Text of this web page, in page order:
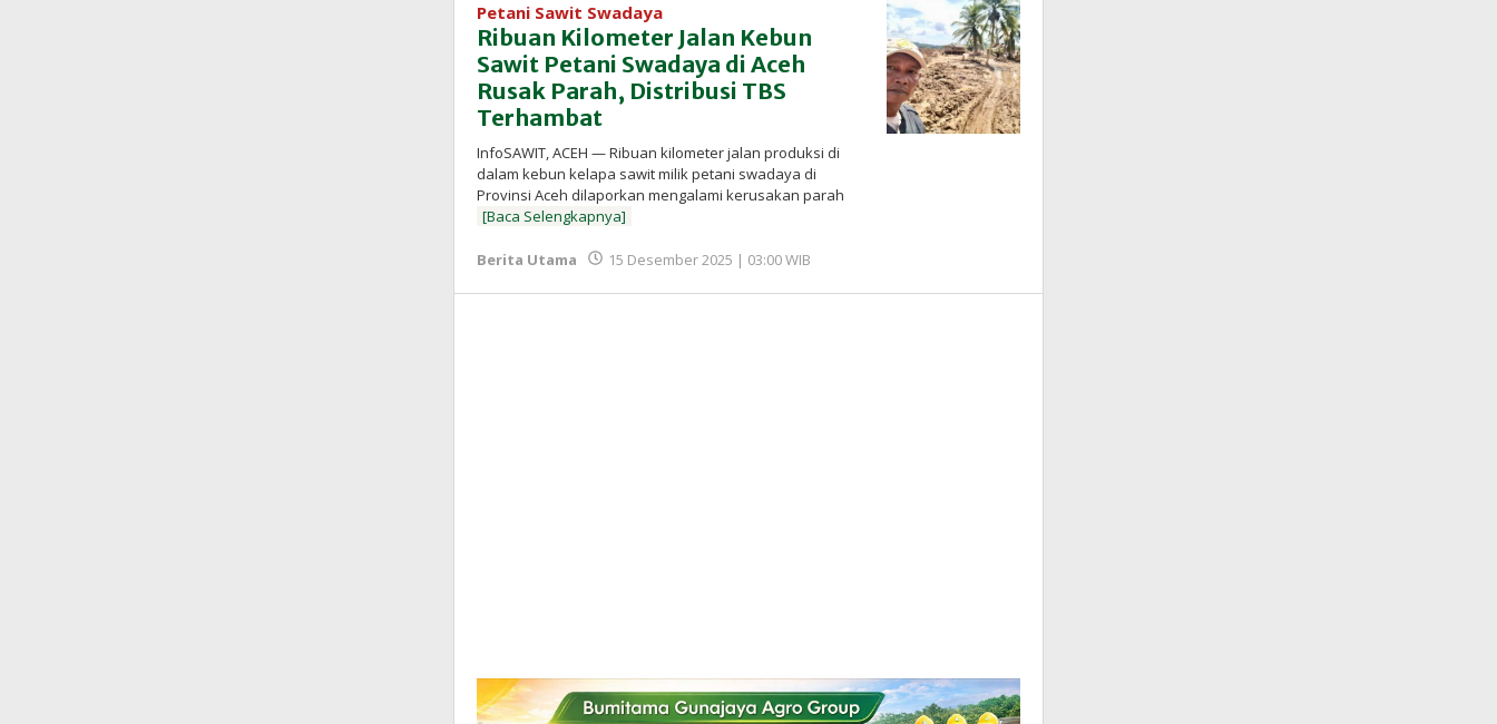
Petani Sawit Swadaya
Ribuan Kilometer Jalan Kebun
Sawit Petani Swadaya di Aceh
Rusak Parah, Distribusi TBS
Terhambat
InfoSAWIT, ACEH — Ribuan kilometer jalan produksi di
dalam kebun kelapa sawit milik petani swadaya di
Provinsi Aceh dilaporkan mengalami kerusakan parah
[Baca Selengkapnya]
Berita Utama 15 Desember 2025 | 03:00 WIB
InfoSAWIT